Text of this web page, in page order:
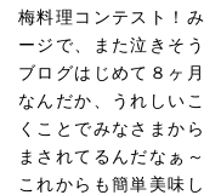
梅料理コンテスト！
ージで、また泣きそう
ブログはじめて８ヶ月
なんだか、うれしい
くことでみなさまか
まされてるんだなぁ
これからも簡単美味